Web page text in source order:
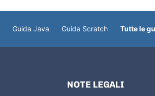
Guida Java Guida Scratch Tutte le
NOTE LEGALI